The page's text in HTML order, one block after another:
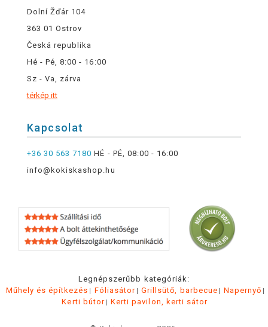
Dolní Žďár 104
363 01 Ostrov
Česká republika
Hé - Pé, 8:00 - 16:00
Sz - Va, zárva
térkép itt
Kapcsolat
+36 30 563 7180 HÉ - PÉ, 08:00 - 16:00
info@kokiskashop.hu
Legnépszerűbb kategóriák:
Műhely és építkezés
Fóliasátor Grillsütő, barbecue
Napernyő
Kerti bútor
Kerti pavilon, kerti sátor